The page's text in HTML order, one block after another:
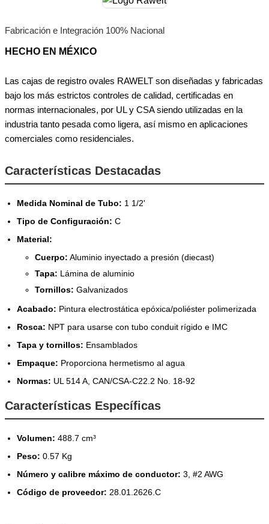
Fabricación e Integración 100% Nacional
HECHO EN MÉXICO
Las cajas de registro ovales RAWELT son diseñadas y fabricadas
bajo los más estrictos controles de calidad, certificadas en
normas internacionales, por UL y CSA siendo utilizadas en la
industria tanto pesada como ligera, así mismo en aplicaciones
comerciales como residenciales.
Características Destacadas
Medida Nominal de Tubo: 1 1/2'
Tipo de Configuración: C
Material:
Cuerpo: Aluminio inyectado a presión (diecast)
Tapa: Lámina de aluminio
Tornillos: Galvanizados
Acabado: Pintura electrostática epóxica/poliéster polimerizada
Rosca: NPT para usarse con tubo conduit rígido e IMC
Tapa y tornillos: Ensamblados
Empaque: Proporciona hermetismo al agua
Normas: UL 514 A, CAN/CSA-C22.2 No. 18-92
Características Específicas
Volumen: 488.7 cm³
Peso: 0.57 Kg
Número y calibre máximo de conductor: 3, #2 AWG
Código de proveedor: 28.01.2626.C